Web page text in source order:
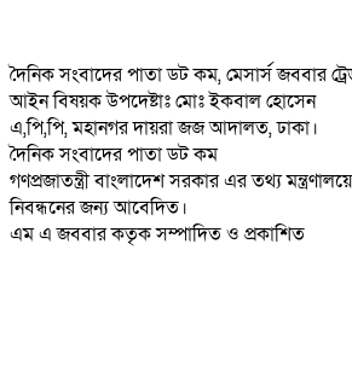
দৈনিক সংবাদের পাতা ডট কম, মেসার্স জববার
আইন বিষয়ক উপদেষ্টাঃ মোঃ ইকবাল হোসেন
এ,পি,পি, মহানগর দায়রা জজ আদালত, ঢাকা।
দৈনিক সংবাদের পাতা ডট কম
গণপ্রজাতন্ত্রী বাংলাদেশ সরকার এর তথ্য
নিবন্ধনের জন্য আবেদিত।
এম এ জববার কতৃক সম্পাদিত ও প্রকাশিত